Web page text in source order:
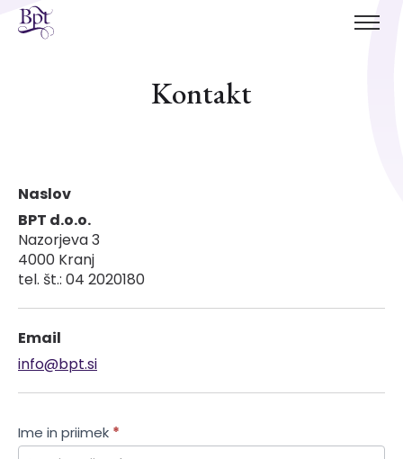
Kontakt
Naslov
BPT d.o.o.
Nazorjeva 3
4000 Kranj
tel. št.: 04 2020180
Email
info@bpt.si
Kontakt
Ime in priimek *